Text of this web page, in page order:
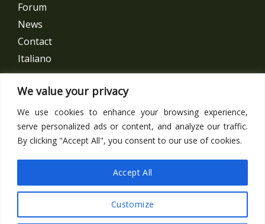
We value your privacy
We use cookies to enhance your browsing experience,
serve personalized ads or content, and analyze our traffic.
By clicking "Accept All", you consent to our use of cookies.
Customize
Accept All
Forum
News
Contact
Italiano
Get In Touch
Follow us
Facebook